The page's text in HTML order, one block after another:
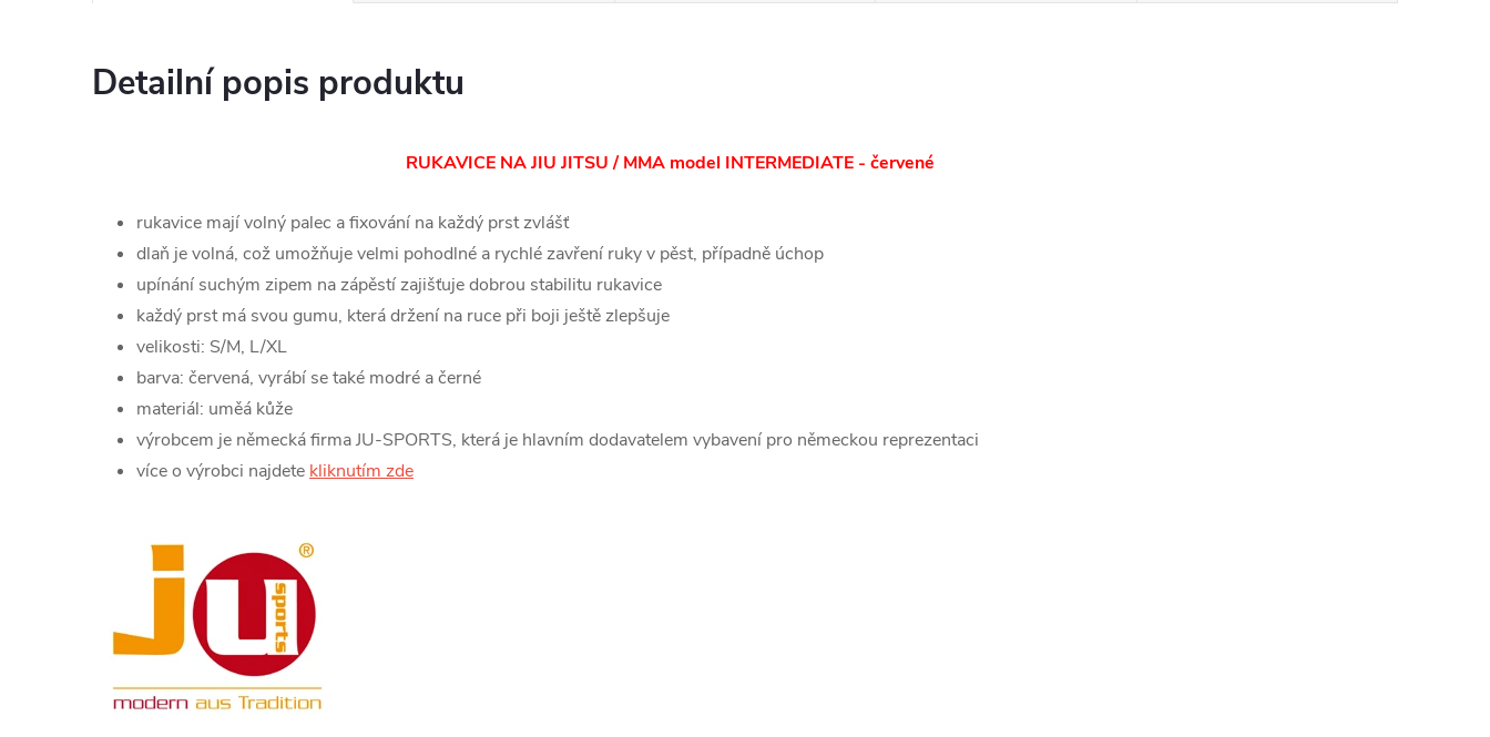
Detailní popis produktu
RUKAVICE NA JIU JITSU / MMA model INTERMEDIATE - červené
rukavice mají volný palec a fixování na každý prst zvlášť
dlaň je volná, což umožňuje velmi pohodlné a rychlé zavření ruky v pěst, případně úchop
upínání suchým zipem na zápěstí zajišťuje dobrou stabilitu rukavice
každý prst má svou gumu, která držení na ruce při boji ještě zlepšuje
velikosti: S/M, L/XL
barva: červená, vyrábí se také modré a černé
materiál: uměá kůže
výrobcem je německá firma JU-SPORTS, která je hlavním dodavatelem vybavení pro německou reprezentaci
více o výrobci najdete kliknutím zde